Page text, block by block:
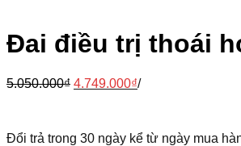
Đai điều trị thoái
5.050.000₫ 4.749.000₫/
Đổi trả trong 30 ngày kể từ ngày mua